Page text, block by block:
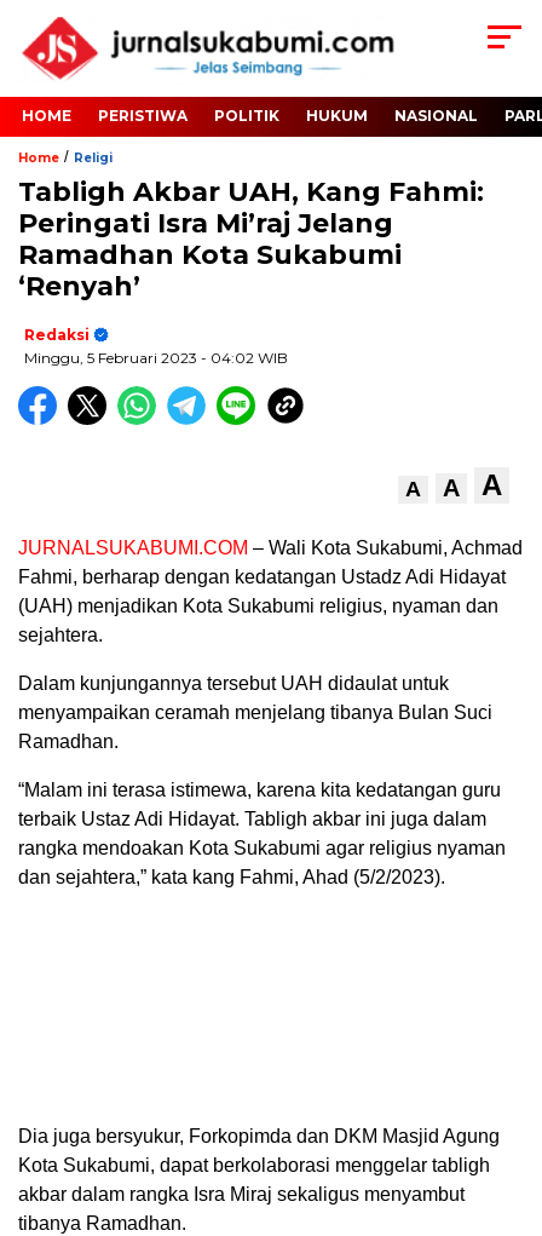
HOME PERISTIWA POLITIK HUKUM NASIONAL
Home / Religi
Tabligh Akbar UAH, Kang Fahmi:
Peringati Isra Mi’raj Jelang
Ramadhan Kota Sukabumi
‘Renyah’
Redaksi
Minggu, 5 Februari 2023 - 04:02 WIB
A A A
JURNALSUKABUMI.COM – Wali Kota Sukabumi, Achmad
Fahmi, berharap dengan kedatangan Ustadz Adi Hidayat
(UAH) menjadikan Kota Sukabumi religius, nyaman dan
sejahtera.
Dalam kunjungannya tersebut UAH didaulat untuk
menyampaikan ceramah menjelang tibanya Bulan Suci
Ramadhan.
“Malam ini terasa istimewa, karena kita kedatangan guru
terbaik Ustaz Adi Hidayat. Tabligh akbar ini juga dalam
rangka mendoakan Kota Sukabumi agar religius nyaman
dan sejahtera,” kata kang Fahmi, Ahad (5/2/2023).
Dia juga bersyukur, Forkopimda dan DKM Masjid Agung
Kota Sukabumi, dapat berkolaborasi menggelar tabligh
akbar dalam rangka Isra Miraj sekaligus menyambut
tibanya Ramadhan.